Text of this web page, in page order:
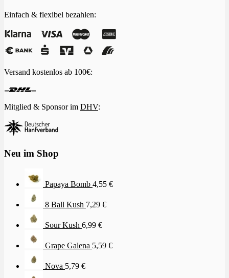
Einfach & flexibel bezahlen:
Versand kostenlos ab 100€:
Mitglied & Sponsor im DHV:
Neu im Shop
Papaya Bomb 4,55 €
8 Ball Kush 7,29 €
Sour Kush 6,99 €
Grape Galena 5,59 €
Nova 5,79 €